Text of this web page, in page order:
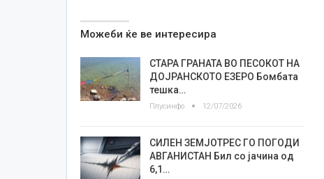
Можеби ќе ве интересира
СТАРА ГРАНАТА ВО ПЕСОКОТ НА
ДОЈРАНСКОТО ЕЗЕРО Бомбата
тешка…
Плусинфо 12/07/2026
СИЛЕН ЗЕМЈОТРЕС ГО ПОГОДИ
АВГАНИСТАН Бил со јачина oд
6,1…